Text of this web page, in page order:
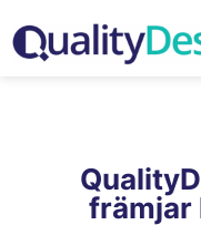
främjar